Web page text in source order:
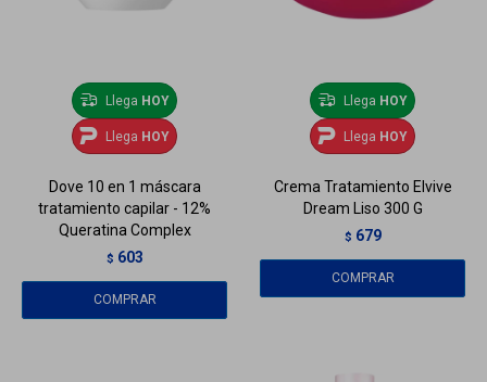
Llega HOY
Llega HOY
Dove 10 en 1 máscara
tratamiento capilar - 12%
Queratina Complex
$ 603
Llega HOY
Llega HOY
Crema Tratamiento Elvive
Dream Liso 300 G
$ 679